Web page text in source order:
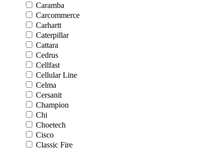
Caramba
Carcommerce
Carhartt
Caterpillar
Cattara
Cedrus
Cellfast
Cellular Line
Celma
Cersanit
Champion
Chi
Choetech
Cisco
Classic Fire